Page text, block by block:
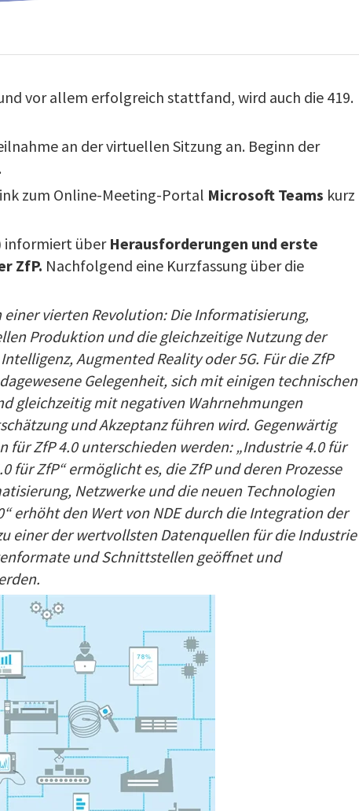
vor allem erfolgreich stattfand, wird auch die 419.
an der virtuellen Sitzung an. Beginn der
zum Online-Meeting-Portal Microsoft Teams kurz
informiert über Herausforderungen und erste
ZfP. Nachfolgend eine Kurzfassung über die
vierten Revolution: Die Informatisierung,
Produktion und die gleichzeitige Nutzung der
Augmented Reality oder 5G. Für die ZfP
Gelegenheit, sich mit einigen technischen
gleichzeitig mit negativen Wahrnehmungen
und Akzeptanz führen wird. Gegenwärtig
für ZfP 4.0 unterschieden werden: „Industrie 4.0 für
für ZfP“ ermöglicht es, die ZfP und deren Prozesse
Netzwerke und die neuen Technologien
erhöht den Wert von NDE durch die Integration der
einer der wertvollsten Datenquellen für die Industrie
und Schnittstellen geöffnet und